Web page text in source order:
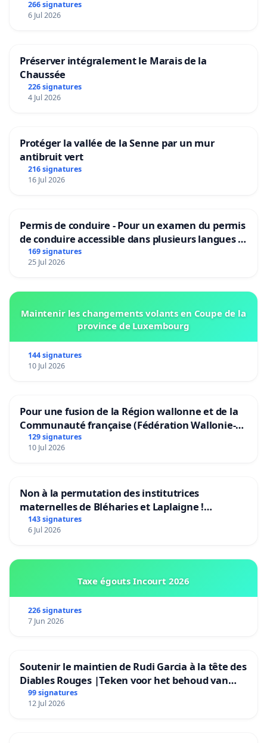
266 signatures
6 Jul 2026
Préserver intégralement le Marais de la
Chaussée
226 signatures
4 Jul 2026
Protéger la vallée de la Senne par un mur
antibruit vert
216 signatures
16 Jul 2026
Permis de conduire - Pour un examen du permis
de conduire accessible dans plusieurs langues à
Bruxelles
169 signatures
25 Jul 2026
Maintenir les changements volants en Coupe de la
province de Luxembourg
144 signatures
10 Jul 2026
Pour une fusion de la Région wallonne et de la
Communauté française (Fédération Wallonie-
Bruxelles)
129 signatures
10 Jul 2026
Non à la permutation des institutrices
maternelles de Bléharies et Laplaigne !
Préservons la stabilité de nos enfants.
143 signatures
6 Jul 2026
Taxe égouts Incourt 2026
226 signatures
7 Jun 2026
Soutenir le maintien de Rudi Garcia à la tête des
Diables Rouges |Teken voor het behoud van
Rudi Garcia als bondscoach
99 signatures
12 Jul 2026